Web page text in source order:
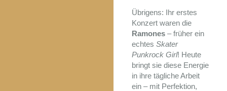
Übrigens: Ihr erstes
Konzert waren die
Ramones– früher ein
echtes Skater
Punkrock Girl! Heute
bringt sie diese Energie
in ihre tägliche Arbeit
ein – mit Perfektion,